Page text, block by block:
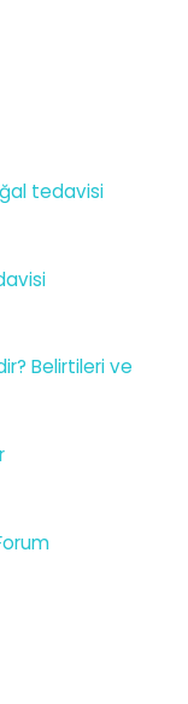
tedavisi
Belirtileri ve